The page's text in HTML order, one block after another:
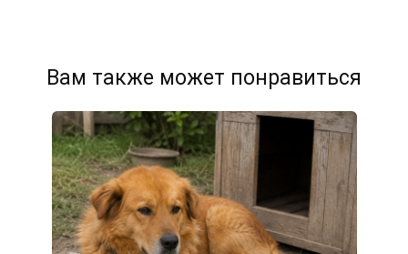
Вам также может понравиться